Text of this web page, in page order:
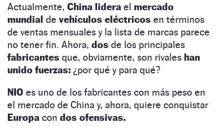
Actualmente, China lidera el mercado
mundial de vehículos eléctricos en términos
de ventas mensuales y la lista de marcas parece
no tener fin. Ahora, dos de los principales
fabricantes que, obviamente, son rivales han
unido fuerzas: ¿por qué y para qué?
NIO es uno de los fabricantes con más peso en
el mercado de China y, ahora, quiere conquistar
Europa con dos ofensivas.